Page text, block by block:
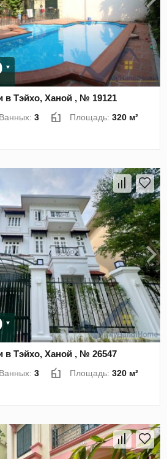
в Тэйхо, Ханой , № 19121
Ванных:3 Площадь:320 м²
в Тэйхо, Ханой , № 26547
Ванных:3 Площадь:320 м²